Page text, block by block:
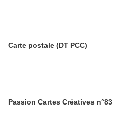
Carte postale (DT PCC)
Passion Cartes Créatives n°83